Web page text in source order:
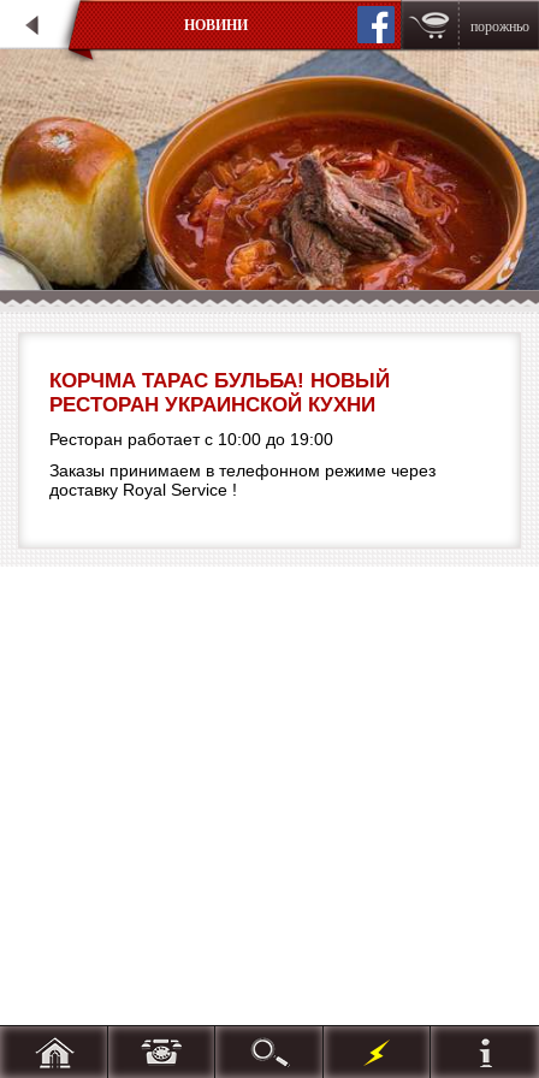
НОВИНИ порожньо
КОРЧМА ТАРАС БУЛЬБА! НОВЫЙ
РЕСТОРАН УКРАИНСКОЙ КУХНИ
Ресторан работает с 10:00 до 19:00
Заказы принимаем в телефонном режиме через
доставку Royal Service !